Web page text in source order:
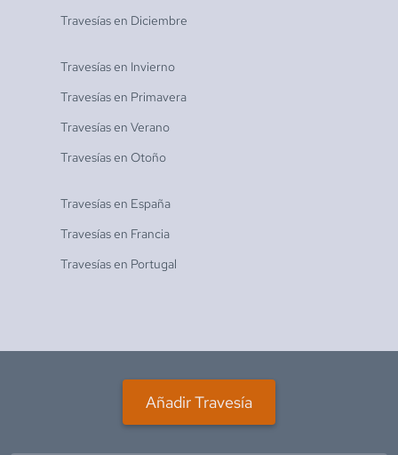
Travesías en Diciembre
Travesías en Invierno
Travesías en Primavera
Travesías en Verano
Travesías en Otoño
Travesías en España
Travesías en Francia
Travesías en Portugal
Añadir Travesía